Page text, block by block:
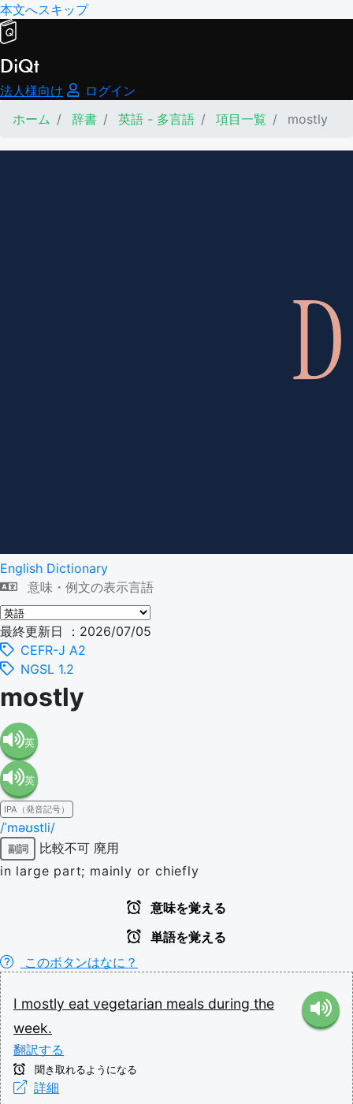
本文へスキップ
DiQt
法人様向け
ログイン
ホーム
辞書 英語 - 多言語 項目一覧 mostly
English Dictionary
意味・例文の表示言語
最終更新日 ：2026/07/05
CEFR-J A2
NGSL 1.2
mostly
英
語（米
国）
(en-US)
英
語（イ
ギリ
IPA（発音記号）
/ˈməʊstli/
副詞 比較不可 廃用
in large part; mainly or chiefly
意味を覚える
単語を覚える
このボタンはなに？
I mostly eat vegetarian meals during the
week.
翻訳する
聞き取れるようになる
詳細